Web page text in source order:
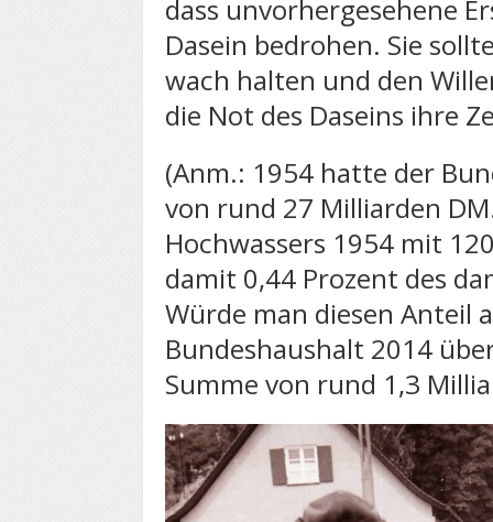
dass unvorhergesehene
Dasein bedrohen. Sie
wach halten und den
die Not des Daseins ihre
(Anm.: 1954 hatte der
von rund 27 Milliarden
Hochwassers 1954 mit
damit 0,44 Prozent des
Würde man diesen Anteil
Bundeshaushalt 2014
Summe von rund 1,3